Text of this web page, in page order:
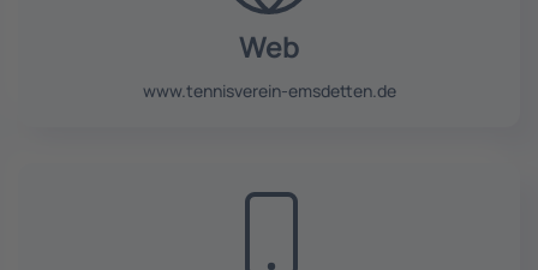
Web
www.tennisverein-emsdetten.de